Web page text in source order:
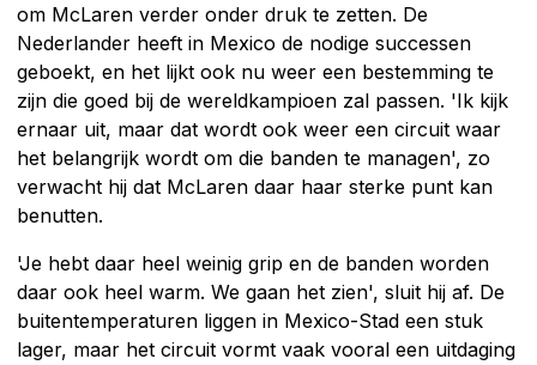
om McLaren verder onder druk te zetten. De
Nederlander heeft in Mexico de nodige successen
geboekt, en het lijkt ook nu weer een bestemming te
zijn die goed bij de wereldkampioen zal passen. 'Ik kijk
ernaar uit, maar dat wordt ook weer een circuit waar
het belangrijk wordt om die banden te managen', zo
verwacht hij dat McLaren daar haar sterke punt kan
benutten.
'Je hebt daar heel weinig grip en de banden worden
daar ook heel warm. We gaan het zien', sluit hij af. De
buitentemperaturen liggen in Mexico-Stad een stuk
lager, maar het circuit vormt vaak vooral een uitdaging